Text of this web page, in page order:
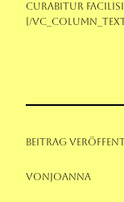
Curabitur
[/
Beitrag
von Joanna